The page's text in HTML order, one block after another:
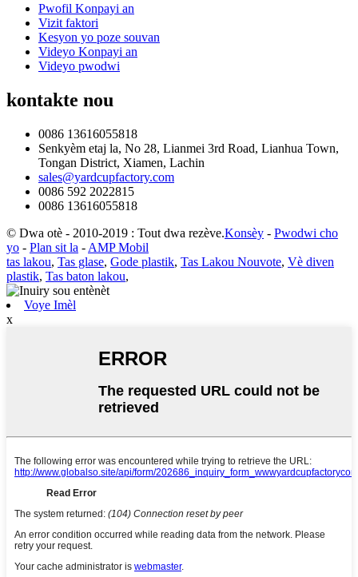
Pwofil Konpayi an
Vizit faktori
Kesyon yo poze souvan
Videyo Konpayi an
Videyo pwodwi
kontakte nou
0086 13616055818
Senkyèm etaj la, No 28, Lianmei 3rd Road, Lianhua Town,
Tongan District, Xiamen, Lachin
sales@yardcupfactory.com
0086 592 2022815
0086 13616055818
© Dwa otè - 2010-2019 : Tout dwa rezève.Konsèy - Pwodwi cho
yo - Plan sit la - AMP Mobil
tas lakou, Tas glase, Gode ​​plastik, Tas Lakou Nouvote, Vè diven
plastik, Tas baton lakou,
Voye Imèl
x